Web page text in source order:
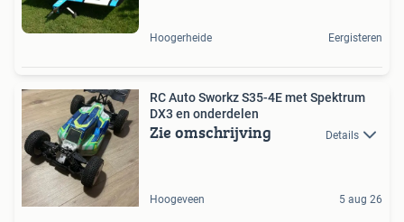
Hoogerheide Eergisteren
RC Auto Sworkz S35-4E met Spektrum
DX3 en onderdelen
Zie omschrijving Details
Hoogeveen 5 aug 26